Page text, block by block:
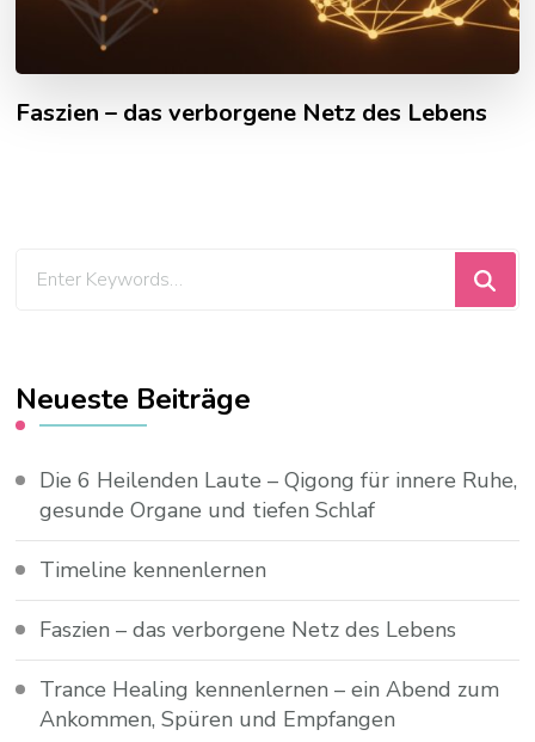
Faszien – das verborgene Netz des Lebens
Looking
Neueste Beiträge
Die 6 Heilenden Laute – Qigong für innere Ruhe,
gesunde Organe und tiefen Schlaf
Timeline kennenlernen
Faszien – das verborgene Netz des Lebens
Trance Healing kennenlernen – ein Abend zum
Ankommen, Spüren und Empfangen